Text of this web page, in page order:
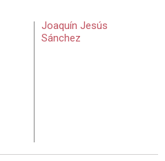
Joaquín Jesús
Sánchez